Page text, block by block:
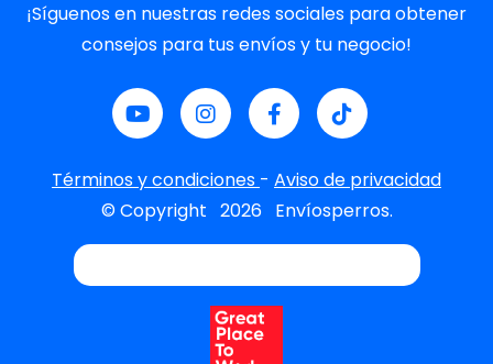
¡Síguenos en nuestras redes sociales para obtener
consejos para tus envíos y tu negocio!
Términos y condiciones - Aviso de privacidad
© Copyright 2026 Envíosperros.